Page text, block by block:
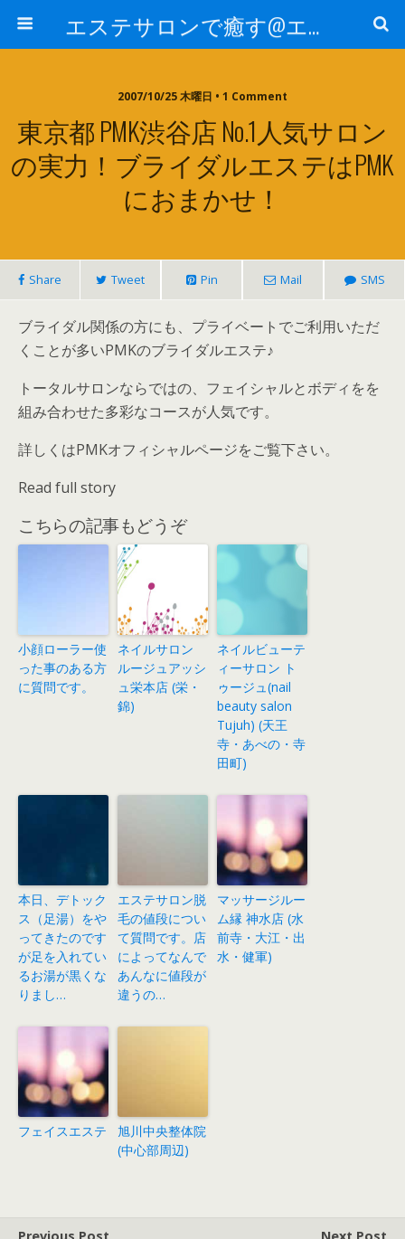
エステサロンで癒す@エステ～全国エステ情報
2007/10/25 木曜日 • 1 Comment
東京都 PMK渋谷店 No.1人気サロン
の実力！ブライダルエステはPMK
におまかせ！
Share Tweet Pin Mail SMS
ブライダル関係の方にも、プライベートでご利用いただ
くことが多いPMKのブライダルエステ♪
トータルサロンならではの、フェイシャルとボディをを
組み合わせた多彩なコースが人気です。
詳しくはPMKオフィシャルページをご覧下さい。
Read full story
こちらの記事もどうぞ
小顔ローラー使
った事のある方
に質問です。
ネイルサロン
ルージュアッシ
ュ栄本店 (栄・
錦)
ネイルビューテ
ィーサロン ト
ゥージュ(nail
beauty salon
Tujuh) (天王
寺・あべの・寺
田町)
本日、デトック
ス（足湯）をや
ってきたのです
が足を入れてい
るお湯が黒くな
りまし…
エステサロン脱
毛の値段につい
て質問です。店
によってなんで
あんなに値段が
違うの…
マッサージルー
ム縁 神水店 (水
前寺・大江・出
水・健軍)
フェイスエステ
旭川中央整体院
(中心部周辺)